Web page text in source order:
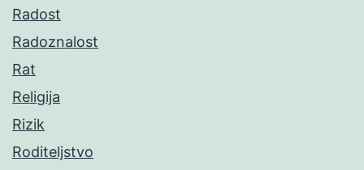
Radost
Radoznalost
Rat
Religija
Rizik
Roditeljstvo